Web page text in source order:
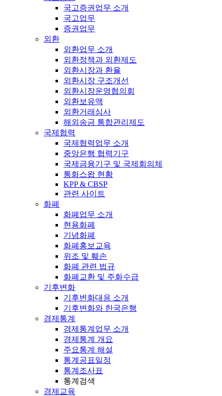
국고증권업무 소개
국고업무
증권업무
외환
외환업무 소개
외환정책과 외환제도
외환시장과 환율
외환시장 구조개선
외환시장운영협의회
외환보유액
외환거래심사
해외송금 통합관리제도
국제협력
국제협력업무 소개
중앙은행 협력기구
국제금융기구 및 국제회의체
통화스왑 현황
KPP & CBSP
관련 사이트
화폐
화폐업무 소개
현용화폐
기념화폐
화폐홍보교육
위조 및 훼손
화폐 관련 법규
화폐교환 및 주화수급
기후변화
기후변화대응 소개
기후변화와 한국은행
경제통계
경제통계업무 소개
경제통계 개요
주요통계 해설
통계공표일정
통계조사표
통계검색
경제교육